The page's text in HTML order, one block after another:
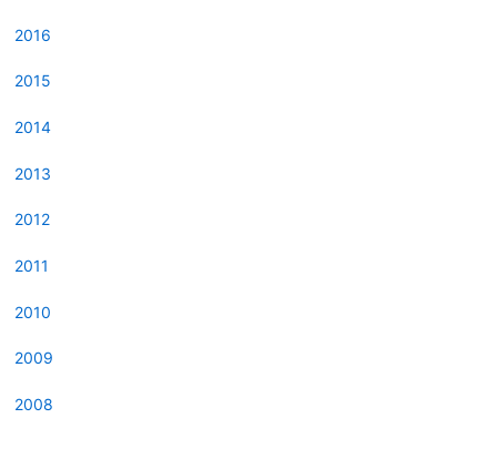
2016
2015
2014
2013
2012
2011
2010
2009
2008